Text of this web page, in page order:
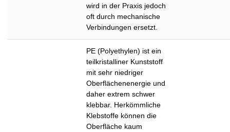
wird in der Praxis jedoch
oft durch mechanische
Verbindungen ersetzt.
PE (Polyethylen) ist ein
teilkristalliner Kunststoff
mit sehr niedriger
Oberflächenenergie und
daher extrem schwer
klebbar. Herkömmliche
Klebstoffe können die
Oberfläche kaum